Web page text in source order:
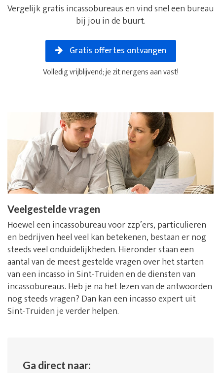
Vergelijk gratis incassobureaus en vind snel een bureau
bij jou in de buurt.
Gratis offertes ontvangen
Volledig vrijblijvend; je zit nergens aan vast!
Veelgestelde vragen
Hoewel een incassobureau voor zzp’ers, particulieren
en bedrijven heel veel kan betekenen, bestaan er nog
steeds veel onduidelijkheden. Hieronder staan een
aantal van de meest gestelde vragen over het starten
van een incasso in Sint-Truiden en de diensten van
incassobureaus. Heb je na het lezen van de antwoorden
nog steeds vragen? Dan kan een incasso expert uit
Sint-Truiden je verder helpen.
Ga direct naar: